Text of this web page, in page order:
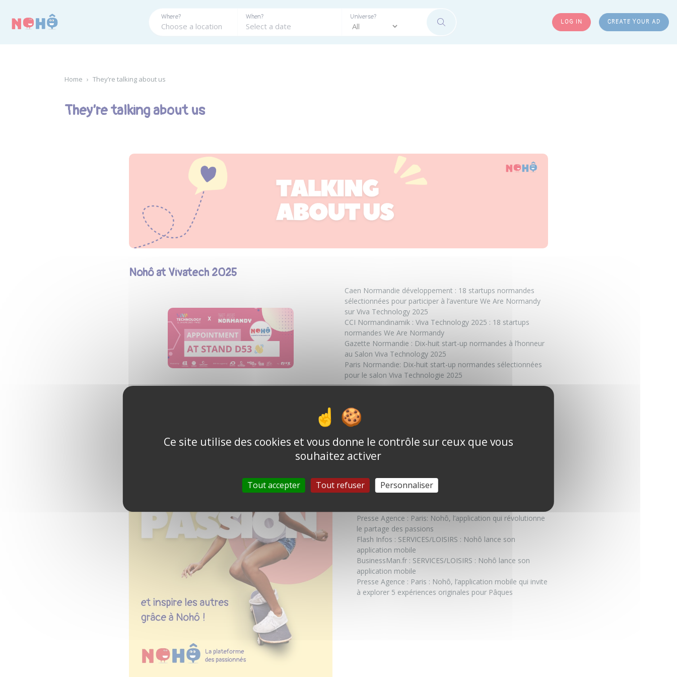
Where? When? Universe?
SEARCH LOG IN CREATE YOUR AD
Home › They’re talking about us
They’re talking about us
Nohô at Vivatech 2025
Caen Normandie développement : 18 startups normandes
sélectionnées pour participer à l’aventure We Are Normandy
sur Viva Technology 2025
CCI Normandinamik : Viva Technology 2025 : 18 startups
normandes We Are Normandy
Gazette Normandie : Dix-huit start-up normandes à l’honneur
au Salon Viva Technology 2025
Paris Normandie: Dix-huit start-up normandes sélectionnées
pour le salon Viva Technologie 2025
Presse Agence : Paris: Nohô, l’application qui révolutionne
le partage des passions
Flash Infos : SERVICES/LOISIRS : Nohô lance son
application mobile
BusinessMan.fr : SERVICES/LOISIRS : Nohô lance son
application mobile
Presse Agence : Paris : Nohô, l’application mobile qui invite
à explorer 5 expériences originales pour Pâques
Ce site utilise des cookies et vous donne le contrôle sur ceux que vous
souhaitez activer
Tout accepter Tout refuser Personnaliser